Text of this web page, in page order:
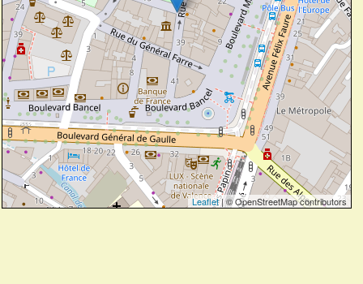
Leaflet| © OpenStreetMap contributors